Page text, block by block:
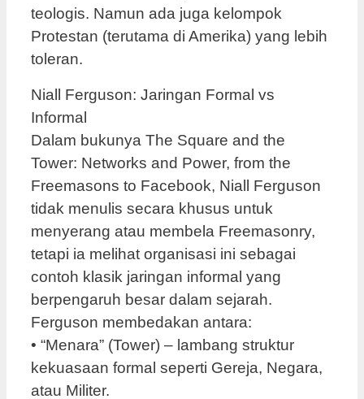
teologis. Namun ada juga kelompok
Protestan (terutama di Amerika) yang lebih
toleran.
Niall Ferguson: Jaringan Formal vs
Informal
Dalam bukunya The Square and the
Tower: Networks and Power, from the
Freemasons to Facebook, Niall Ferguson
tidak menulis secara khusus untuk
menyerang atau membela Freemasonry,
tetapi ia melihat organisasi ini sebagai
contoh klasik jaringan informal yang
berpengaruh besar dalam sejarah.
Ferguson membedakan antara:
• “Menara” (Tower) – lambang struktur
kekuasaan formal seperti Gereja, Negara,
atau Militer.